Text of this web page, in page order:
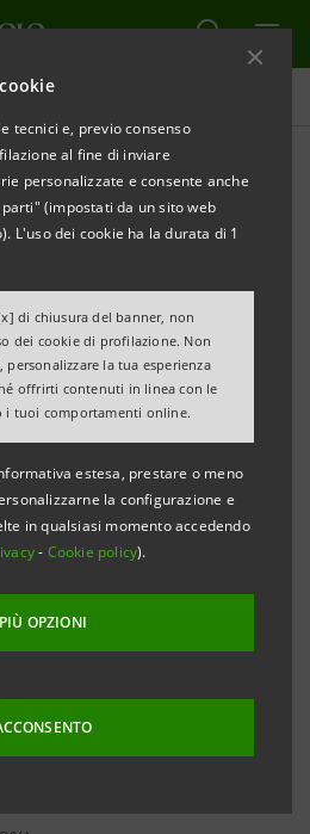
tecnici e, previo consenso
al fine di inviare
personalizzate e consente anche
(impostati da un sito web
L'uso dei cookie ha la durata di 1
di chiusura del banner, non
dei cookie di profilazione. Non
personalizzare la tua esperienza
offrirti contenuti in linea con le
i tuoi comportamenti online.
estesa, prestare o meno
la configurazione e
in qualsiasi momento accedendo
- Cookie policy).
PIÙ OPZIONI
STAMPA
DELLA TOSCANA
Studi e Ricerche di
CR Firenze
– Nel corso dei primi nove
dei 17 distretti
subito un calo rispetto
-2,6%, risultato condizionato
negativi nel comparto
di Arezzo; al netto di